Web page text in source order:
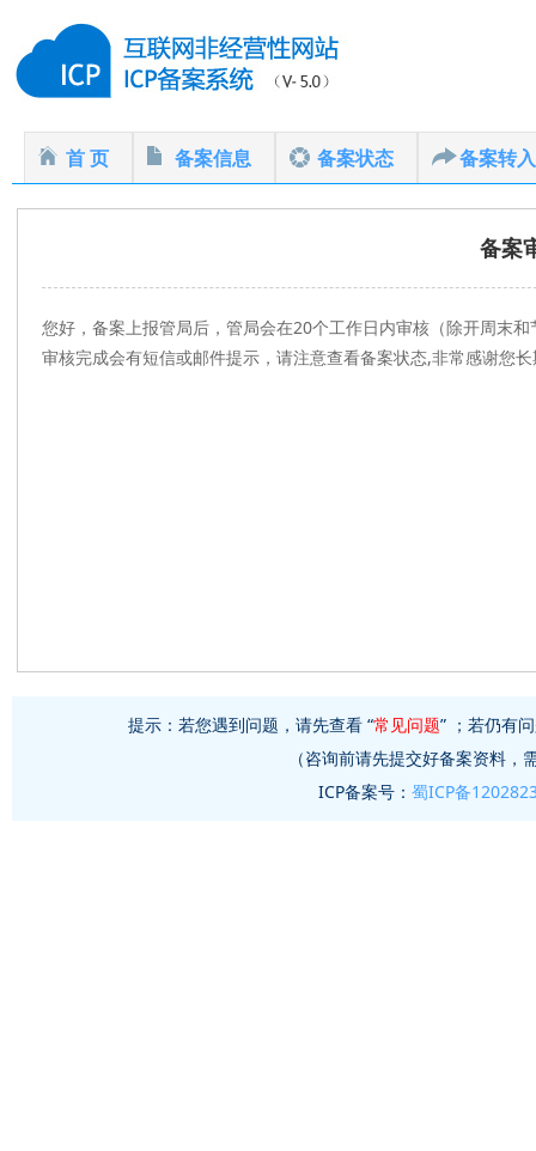
首 页 备案信息 备案状态 备案转入
备案
您好，备案上报管局后，管局会在20个工作日内审核（除开周末
审核完成会有短信或邮件提示，请注意查看备案状态,非常感谢您
提示：若您遇到问题，请先查看 “常见问题” ；若仍有
（咨询前请先提交好备案资料
ICP备案号： 蜀ICP备